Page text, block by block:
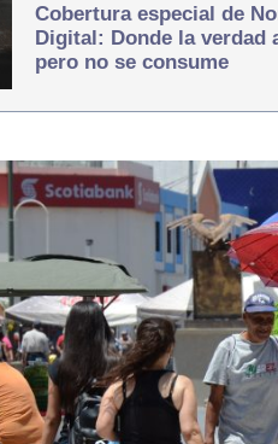
Cobertura especial de
Digital: Donde la verdad
pero no se consume